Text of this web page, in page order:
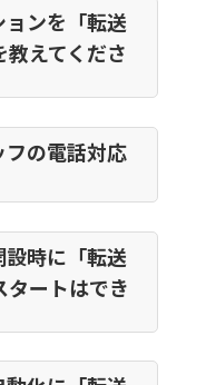
ンを「転送
えてくださ
の電話対応
時に「転送
ートはでき